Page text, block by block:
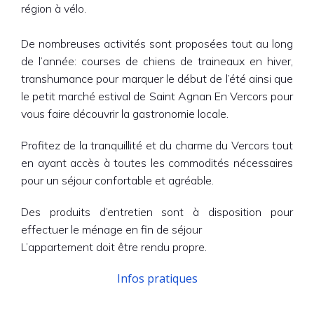
région à vélo.
De nombreuses activités sont proposées tout au long
de l’année: courses de chiens de traineaux en hiver,
transhumance pour marquer le début de l’été ainsi que
le petit marché estival de Saint Agnan En Vercors pour
vous faire découvrir la gastronomie locale.
Profitez de la tranquillité et du charme du Vercors tout
en ayant accès à toutes les commodités nécessaires
pour un séjour confortable et agréable.
Des produits d’entretien sont à disposition pour
effectuer le ménage en fin de séjour
L’appartement doit être rendu propre.
Infos pratiques